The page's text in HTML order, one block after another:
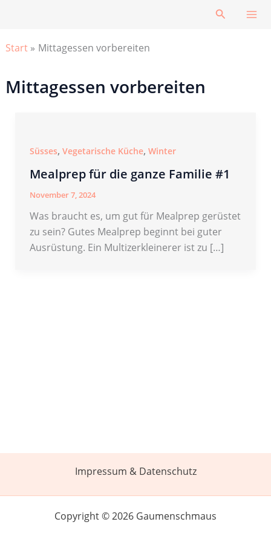
Suchen
Start Mittagessen vorbereiten
Mittagessen vorbereiten
Süsses, Vegetarische Küche, Winter
Mealprep für die ganze Familie #1
November 7, 2024
Was braucht es, um gut für Mealprep gerüstet
zu sein? Gutes Mealprep beginnt bei guter
Ausrüstung. Ein Multizerkleinerer ist zu […]
Impressum & Datenschutz
Copyright © 2026 Gaumenschmaus